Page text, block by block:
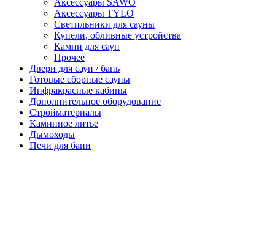
Аксессуары SAWO
Аксессуары TYLO
Светильники для сауны
Купели, обливные устройства
Камни для саун
Прочее
Двери для саун / бань
Готовые сборные сауны
Инфракрасные кабины
Дополнительное оборудование
Стройматериалы
Каминное литье
Дымоходы
Печи для бани